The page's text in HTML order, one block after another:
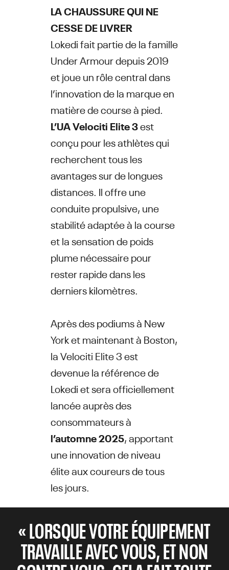
LA CHAUSSURE QUI NE
CESSE DE LIVRER
Lokedi fait partie de la famille
Under Armour depuis 2019
et joue un rôle central dans
l’innovation de la marque en
matière de course à pied.
L’UA Velociti Elite 3est
conçu pour les athlètes qui
recherchent tous les
avantages sur de longues
distances. Il offre une
conduite propulsive, une
stabilité adaptée à la course
et la sensation de poids
plume nécessaire pour
rester rapide dans les
derniers kilomètres.
Après des podiums à New
York et maintenant à Boston,
la Velociti Elite 3 est
devenue la référence de
Lokedi et sera officiellement
lancée auprès des
consommateurs à
l’automne 2025, apportant
une innovation de niveau
élite aux coureurs de tous
les jours.
« LORSQUE VOTRE ÉQUIPEMENT
TRAVAILLE AVEC VOUS, ET NON